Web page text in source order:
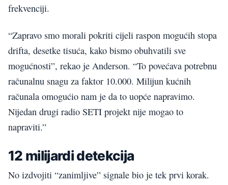
frekvenciji.
“Zapravo smo morali pokriti cijeli raspon mogućih stopa
drifta, desetke tisuća, kako bismo obuhvatili sve
mogućnosti”, rekao je Anderson. “To povećava potrebnu
računalnu snagu za faktor 10.000. Milijun kućnih
računala omogućio nam je da to uopće napravimo.
Nijedan drugi radio SETI projekt nije mogao to
napraviti.”
12 milijardi detekcija
No izdvojiti “zanimljive” signale bio je tek prvi korak.